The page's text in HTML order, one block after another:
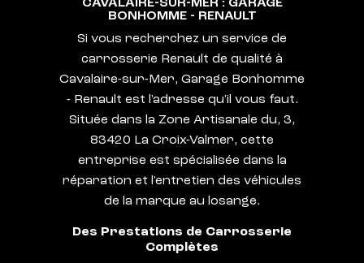
BONHOMME - RENAULT
Si vous recherchez un service de
carrosserie Renault de qualité à
Cavalaire-sur-Mer, Garage Bonhomme
- Renault est l'adresse qu'il vous faut.
Située dans la Zone Artisanale du, 3,
83420 La Croix-Valmer, cette
entreprise est spécialisée dans la
réparation et l'entretien des véhicules
de la marque au losange.
Des Prestations de Carrosserie
Complètes